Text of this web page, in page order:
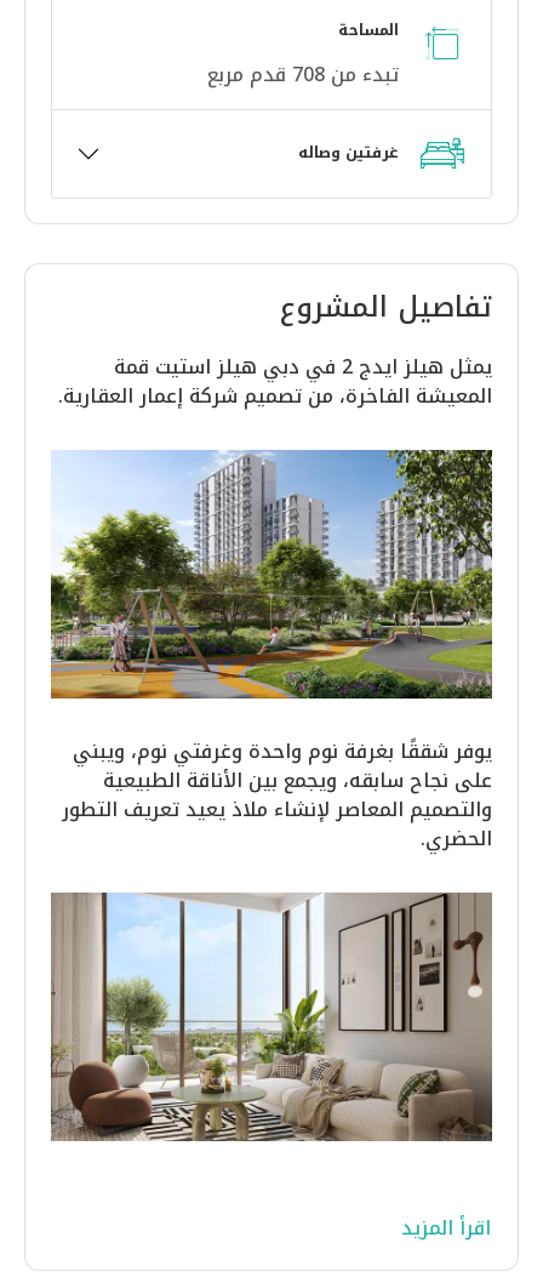
المساحة
تبدء من 708 قدم مربع
غرفتين وصاله
تفاصيل المشروع
يمثل هيلز ايدج 2 في دبي هيلز استيت قمة
المعيشة الفاخرة، من تصميم شركة إعمار العقارية.
يوفر شققًا بغرفة نوم واحدة وغرفتي نوم، ويبني
على نجاح سابقه، ويجمع بين الأناقة الطبيعية
والتصميم المعاصر لإنشاء ملاذ يعيد تعريف التطور
الحضري.
جانب الجمال الهادئ للحديقة الواقعة على التلال.
اقرأ المزيد